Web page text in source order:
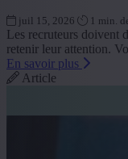
juil 15, 2026 1 min.
Les recruteurs doivent
retenir leur attention.
En savoir plus
Article